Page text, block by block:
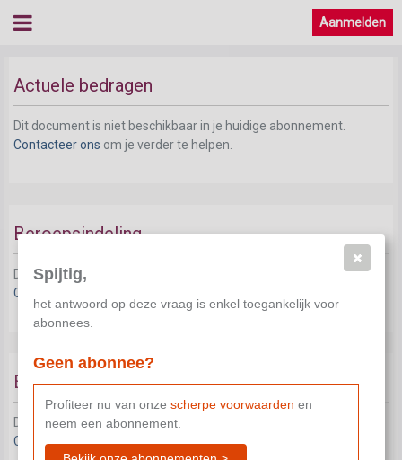
Aanmelden
Actuele bedragen
Dit document is niet beschikbaar in je huidige abonnement.
Contacteer ons om je verder te helpen.
Beroepsindeling
Dit document is niet beschikbaar in je huidige abonnement.
Contacteer ons
Eindejaarspremie
Dit document is niet beschikbaar in je huidige abonnement.
Contacteer onsom je verder te helpen.
Spijtig,
het antwoord op deze vraag is enkel toegankelijk voor
abonnees.
Geen abonnee?
Profiteer nu van onze scherpe voorwaarden en
neem een abonnement.